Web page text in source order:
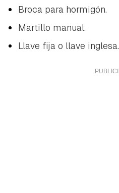
Broca para hormigón.
Martillo manual.
Llave fija o llave inglesa.